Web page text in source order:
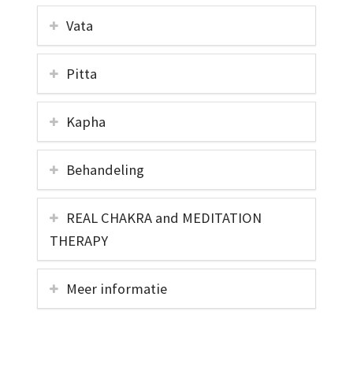
Vata
Pitta
Kapha
Behandeling
REAL CHAKRA and MEDITATION
THERAPY
Meer informatie